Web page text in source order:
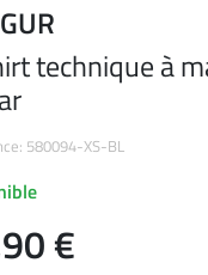
technique à
580094-XS-BL
€